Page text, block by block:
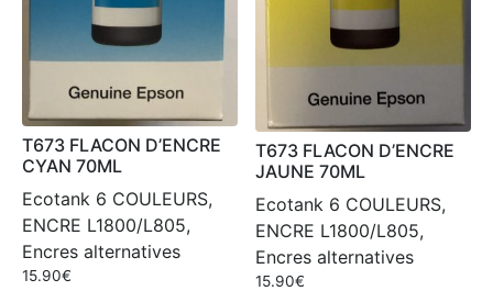
T673 FLACON D’ENCRE
CYAN 70ML
Ecotank 6 COULEURS,
ENCRE L1800/L805,
Encres alternatives
15.90€
T673 FLACON D’ENCRE
JAUNE 70ML
Ecotank 6 COULEURS,
ENCRE L1800/L805,
Encres alternatives
15.90€